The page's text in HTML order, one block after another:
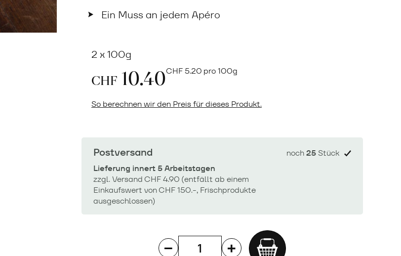
Ein Muss an jedem Apéro
2 x 100g
CHF 10.40CHF5.20 pro 100g
So berechnen wir den Preis für dieses Produkt.
Postversand
Lieferung innert 5 Arbeitstagen
zzgl. Versand CHF 4.90 (entfällt ab einem
Einkaufswert von CHF 150.-, Frischprodukte
ausgeschlossen)
noch25Stück